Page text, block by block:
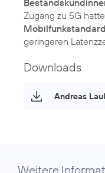
Zugang zu 5G
Mobilfunkstandard
geringeren
Downloads
Andreas
Weitere